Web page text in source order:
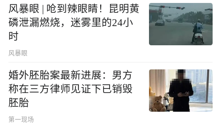
风暴眼 | 呛到辣眼睛！昆明黄
磷泄漏燃烧，迷雾里的24小
时
风暴眼
婚外胚胎案最新进展：男方
称在三方律师见证下已销毁
胚胎
第一现场